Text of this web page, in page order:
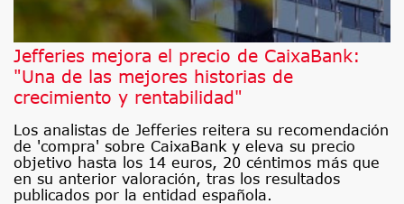
Jefferies mejora el precio de CaixaBank:
"Una de las mejores historias de
crecimiento y rentabilidad"
Los analistas de Jefferies reitera su recomendación
de 'compra' sobre CaixaBank y eleva su precio
objetivo hasta los 14 euros, 20 céntimos más que
en su anterior valoración, tras los resultados
publicados por la entidad española.